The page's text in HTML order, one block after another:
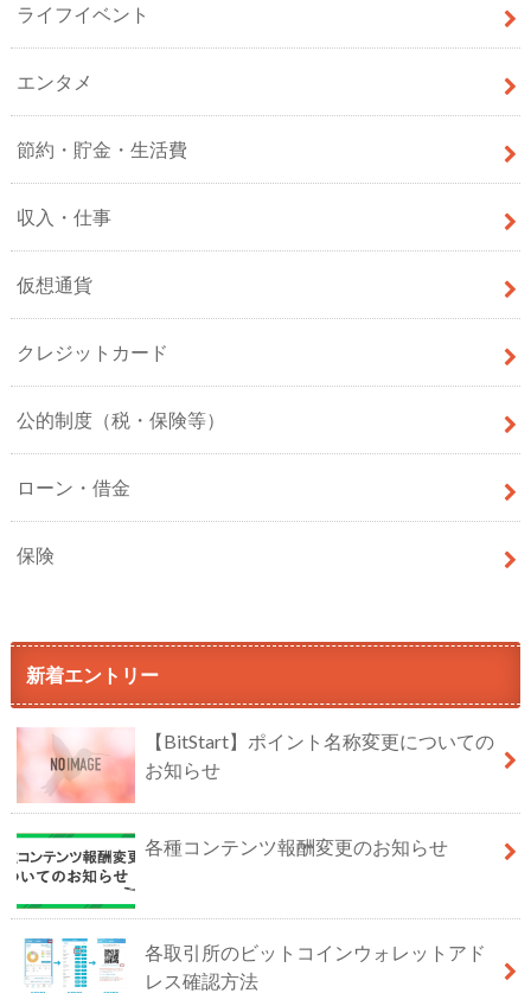
ライフイベント
エンタメ
節約・貯金・生活費
収入・仕事
仮想通貨
クレジットカード
公的制度（税・保険等）
ローン・借金
保険
新着エントリー
【BitStart】ポイント名称変更についての
お知らせ
各種コンテンツ報酬変更のお知らせ
各取引所のビットコインウォレットアド
レス確認方法